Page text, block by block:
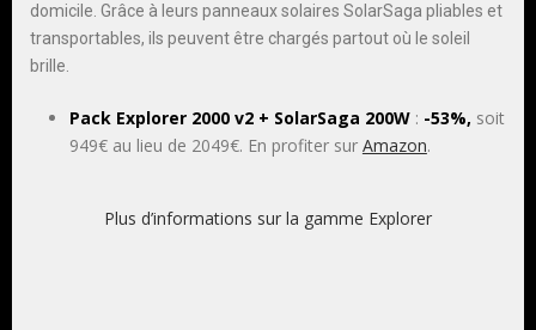
domicile. Grâce à leurs panneaux solaires SolarSaga pliables et
transportables, ils peuvent être chargés partout où le soleil
brille.
Pack Explorer 2000 v2 + SolarSaga 200W: -53%, soit
949€ au lieu de 2049€. En profiter sur Amazon.
Plus d’informations sur la gamme Explorer